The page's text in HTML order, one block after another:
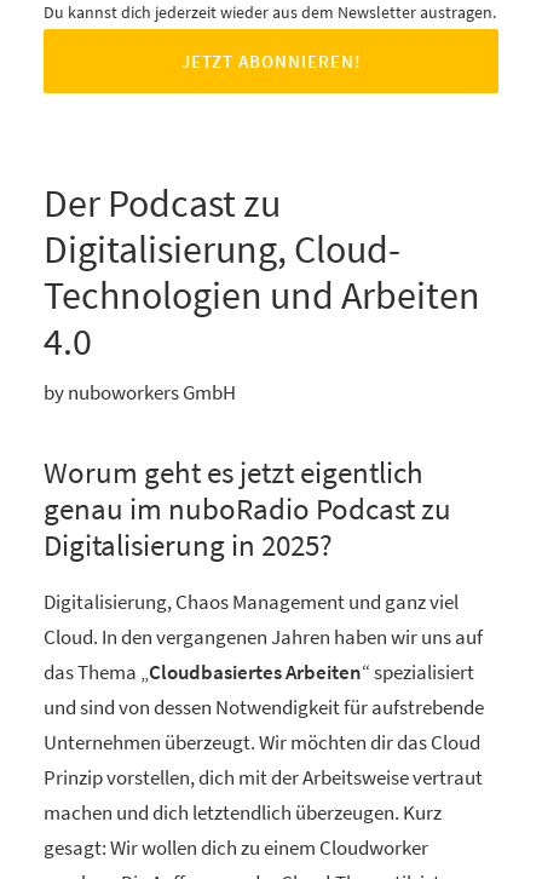
Du kannst dich jederzeit wieder aus dem Newsletter austragen.
Der Podcast zu
Digitalisierung, Cloud-
Technologien und Arbeiten
4.0
by nuboworkers GmbH
Worum geht es jetzt eigentlich
genau im nuboRadio Podcast zu
Digitalisierung in 2025?
Digitalisierung, Chaos Management und ganz viel
Cloud. In den vergangenen Jahren haben wir uns auf
das Thema „Cloudbasiertes Arbeiten“ spezialisiert
und sind von dessen Notwendigkeit für aufstrebende
Unternehmen überzeugt. Wir möchten dir das Cloud
Prinzip vorstellen, dich mit der Arbeitsweise vertraut
machen und dich letztendlich überzeugen. Kurz
gesagt: Wir wollen dich zu einem Cloudworker